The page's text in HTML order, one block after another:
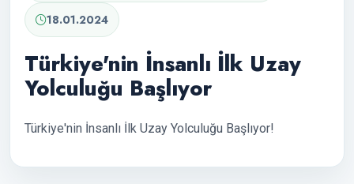
18.01.2024
Türkiye'nin İnsanlı İlk Uzay
Yolculuğu Başlıyor
Türkiye'nin İnsanlı İlk Uzay Yolculuğu Başlıyor!